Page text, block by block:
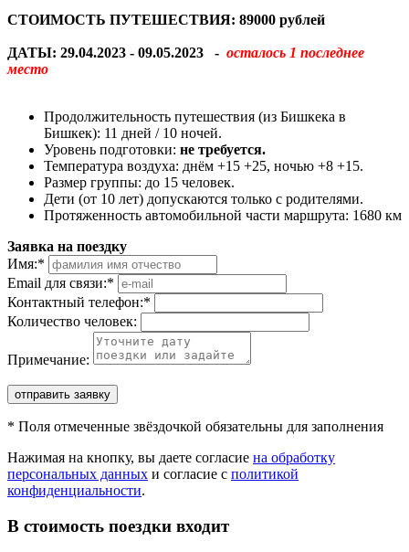
СТОИМОСТЬ ПУТЕШЕСТВИЯ: 89000 рублей
ДАТЫ: 29.04.2023 - 09.05.2023 - осталось 1 последнее
место
Продолжительность путешествия (из Бишкека в
Бишкек): 11 дней / 10 ночей.
Уровень подготовки: не требуется.
Температура воздуха: днём +15 +25, ночью +8 +15.
Размер группы: до 15 человек.
Дети (от 10 лет) допускаются только с родителями.
Протяженность автомобильной части маршрута: 1680 км
Заявка на поездку
Имя:*
Email для связи:*
Контактный телефон:*
Количество человек:
Примечание:
отправить заявку
* Поля отмеченные звёздочкой обязательны для заполнения
Нажимая на кнопку, вы даете согласие на обработку
персональных данных и согласие с политикой
конфиденциальности.
В стоимость поездки входит